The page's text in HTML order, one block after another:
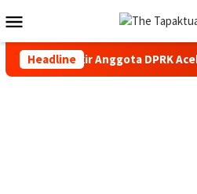
ke
kontenMobile
Headline
Usut Pokir Anggota DPRK